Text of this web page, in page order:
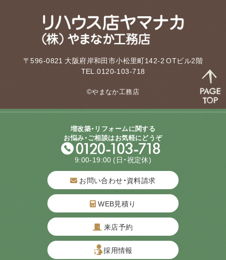
〒596-0821 大阪府岸和田市小松里町142-2 OTビル2階
TEL.0120-103-718
©やまなか工務店
増改築・リフォームに関する
お悩み・ご相談はお気軽にどうぞ
9:00-19:00 (日・祝定休)
お問い合わせ・資料請求
WEB見積り
来店予約
採用情報